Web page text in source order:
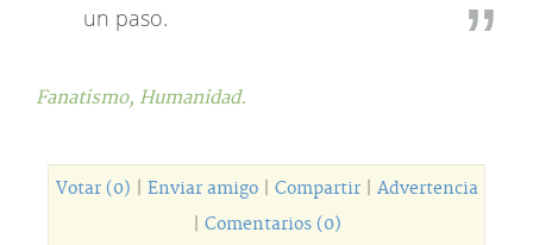
un paso.
Fanatismo, Humanidad.
Votar (0) Enviar amigo| Compartir| Advertencia
Comentarios (0)